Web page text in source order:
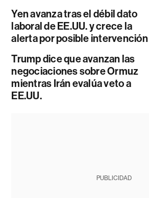
Yen avanza tras el débil dato
laboral de EE.UU. y crece la
alerta por posible intervención
Trump dice que avanzan las
negociaciones sobre Ormuz
mientras Irán evalúa veto a
EE.UU.
PUBLICIDAD